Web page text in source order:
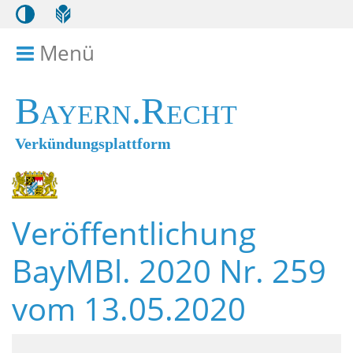
Menü
Bayern.Recht
Verkündungsplattform
Veröffentlichung
BayMBl. 2020 Nr. 259
vom 13.05.2020